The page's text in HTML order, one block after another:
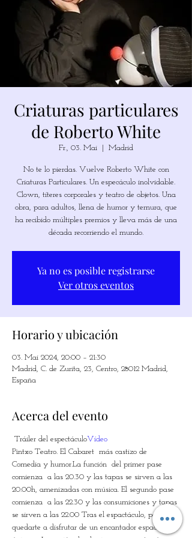
Criaturas particulares
de Roberto White
Fr., 03. Mai Madrid
No te lo pierdas. Vuelve Roberto White con
Criaturas Particulares. Un especáculo inolvidable.
Clown, títeres corporales y teatro de objetos. Una
obra, para adultos, llena de humor y ternura, que
ha recibido múltiples premios y lleva más de una
década recorriendo el mundo.
Ya no es posible registrarse
Ver otros eventos
Horario y ubicación
03. Mai 2024, 20:00 – 21:30
Madrid, C. de Zurita, 23, Centro, 28012 Madrid,
España
Acerca del evento
Tráiler del espectáculoVídeo
Pintxo Teatro. El Cabaret  más castizo de
Comedia y humor.La función  del primer pase
comienza  a las 20.30 y las tapas se sirven a las
20.00h, amenizadas con música. El segundo pase
comienza  a las 22.30 y las consumiciones y tapas
se sirven a las 22.00 Tras el espactáculo, podrás
quedarte a disfrutar de un encantador espacio